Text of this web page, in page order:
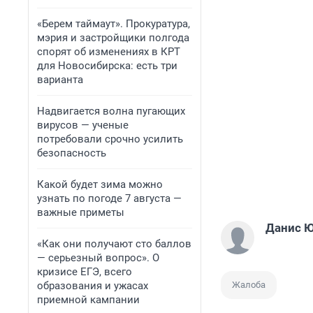
«Берем таймаут». Прокуратура,
мэрия и застройщики полгода
спорят об изменениях в КРТ
для Новосибирска: есть три
варианта
Надвигается волна пугающих
вирусов — ученые
потребовали срочно усилить
безопасность
Какой будет зима можно
узнать по погоде 7 августа —
важные приметы
«Как они получают сто баллов
— серьезный вопрос». О
кризисе ЕГЭ, всего
образования и ужасах
приемной кампании
Данис
Жалоба